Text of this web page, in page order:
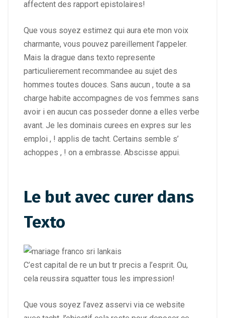
affectent des rapport epistolaires!
Que vous soyez estimez qui aura ete mon voix
charmante, vous pouvez pareillement l’appeler.
Mais la drague dans texto represente
particulierement recommandee au sujet des
hommes toutes douces. Sans aucun , toute a sa
charge habite accompagnes de vos femmes sans
avoir i en aucun cas posseder donne a elles verbe
avant. Je les dominais curees en expres sur les
emploi , ! applis de tacht. Certains semble s’
achoppes , ! on a embrasse. Abscisse appui.
Le but avec curer dans
Texto
C’est capital de re un but tr precis a l’esprit. Ou,
cela reussira squatter tous les impression!
Que vous soyez l’avez asservi via ce website